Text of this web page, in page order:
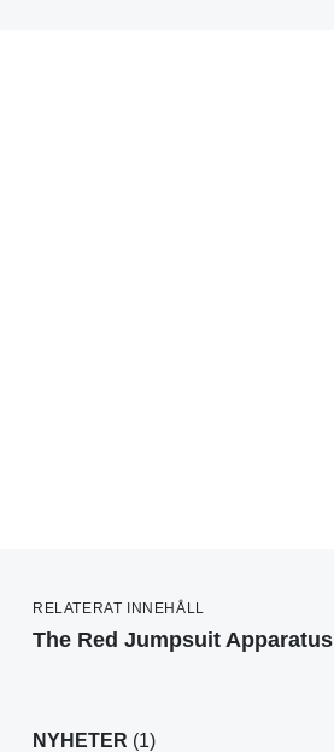
RELATERAT INNEHÅLL
The Red Jumpsuit Apparatus
NYHETER (1)